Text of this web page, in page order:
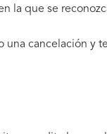
la que se
una cancelación y